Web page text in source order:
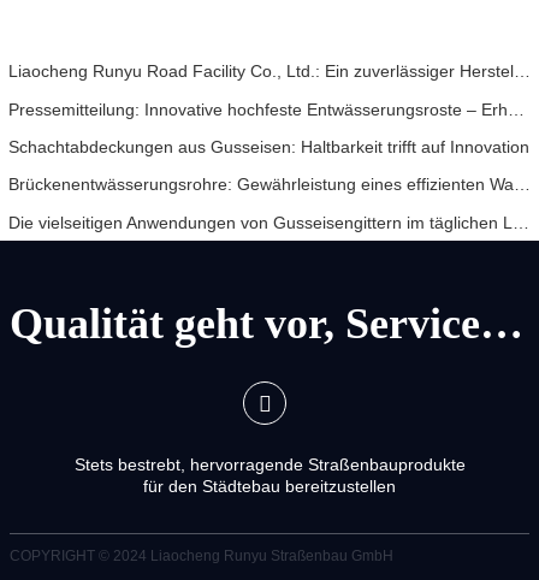
Liaocheng Runyu Road Facility Co., Ltd.: Ein zuverlässiger Hersteller von Schachtabdeckungen für eine sicherere städtische Infrastruktur
Schachtabdeckungen aus Gusseisen: Haltbarkeit trifft auf Innovation
Brückenentwässerungsrohre: Gewährleistung eines effizienten Wassermanagements in der modernen Infrastruktur
Qualität geht vor, Service geht vor
Stets bestrebt, hervorragende Straßenbauprodukte
für den Städtebau bereitzustellen
COPYRIGHT © 2024 Liaocheng Runyu Straßenbau GmbH